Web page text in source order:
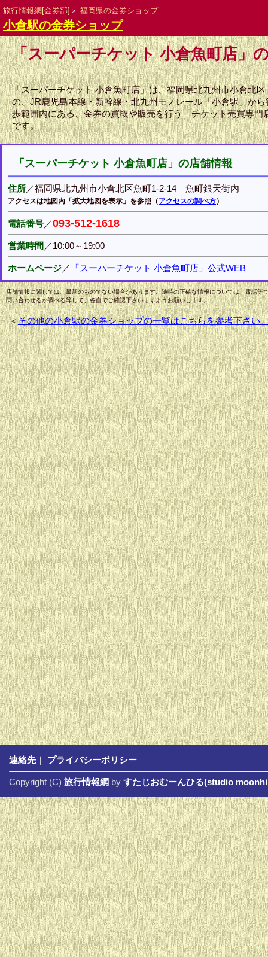
「スーパーチケット 小倉魚町店」
「スーパーチケット 小倉魚町店」は、福岡県北九州市小倉北区
の、JR鹿児島本線・新幹線・北九州モノレール「小倉駅」から
歩範囲内にある、金券の買取や販売を行う「チケット売買専門
です。
「スーパーチケット 小倉魚町店」の店舗情報
住所／福岡県北九州市小倉北区魚町1-2-14 魚町銀天街内
アクセスは地図内「拡大地図を表示」を参照（アクセスの調べ方）
電話番号／093-512-1618
営業時間 ／10:00～19:00
ホームページ／ 「スーパーチケット 小倉魚町店」公式WEB
店舗情報に関しては、最新のものでない場合があります。随時の正確な情報については、電話等
問い合わせるか調べる等して、各自でご確認下さいますようお願いします。
＜その他の小倉駅の金券ショップの一覧はこちらを参考下さい
連絡先｜ プライバシーポリシー
Copyright (C) 旅行情報網 by すたじおむーんひる(studio
旅行情報網[金券部] ＞ 福岡県の金券ショップ
小倉駅の金券ショップ